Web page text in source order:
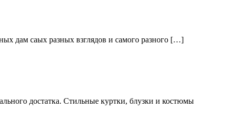
дам саых разных взглядов и самого разного […]
достатка. Стильные куртки, блузки и костюмы